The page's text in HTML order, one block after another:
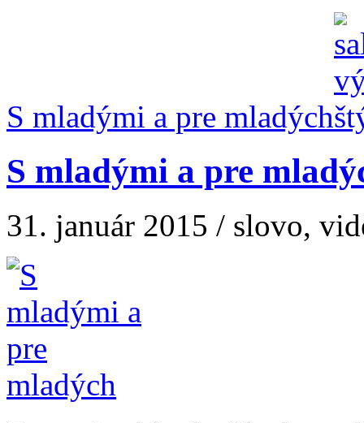
S mladými a pre mladých
S mladými a pre
31. január 2015 / slovo,